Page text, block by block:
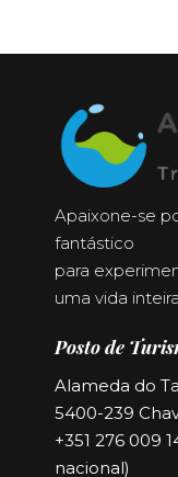
Apaixone-se
fantástico
para
uma vida
Posto de
Alameda do
5400-239
+351 276 009
nacional)